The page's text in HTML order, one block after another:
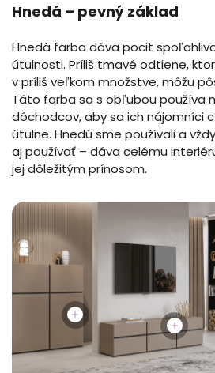
Hnedá – pevný základ
Hnedá farba dáva pocit
útulnosti. Príliš tmavé odtiene,
v príliš veľkom množstve, môžu
Táto farba sa s obľubou používa
dôchodcov, aby sa ich nájomníci
útulne. Hnedú sme používali a
aj používať – dáva celému
jej dôležitým prínosom.